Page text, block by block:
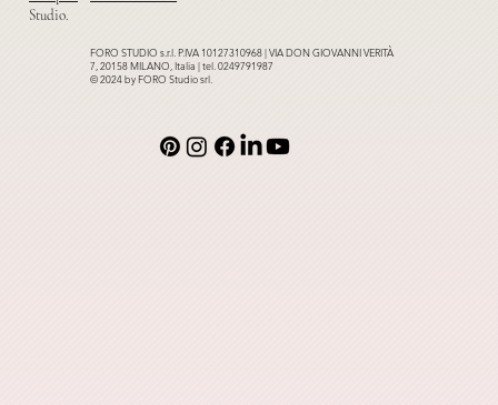
Studio.
FORO STUDIO s.r.l. P.IVA 10127310968 | VIA DON GIOVANNI VERITÀ
7, 20158 MILANO, Italia | tel. 0249791987
© 2024 by FORO Studio srl.